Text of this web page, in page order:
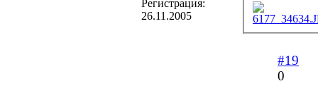
Регистрация:
26.11.2005
#19
0